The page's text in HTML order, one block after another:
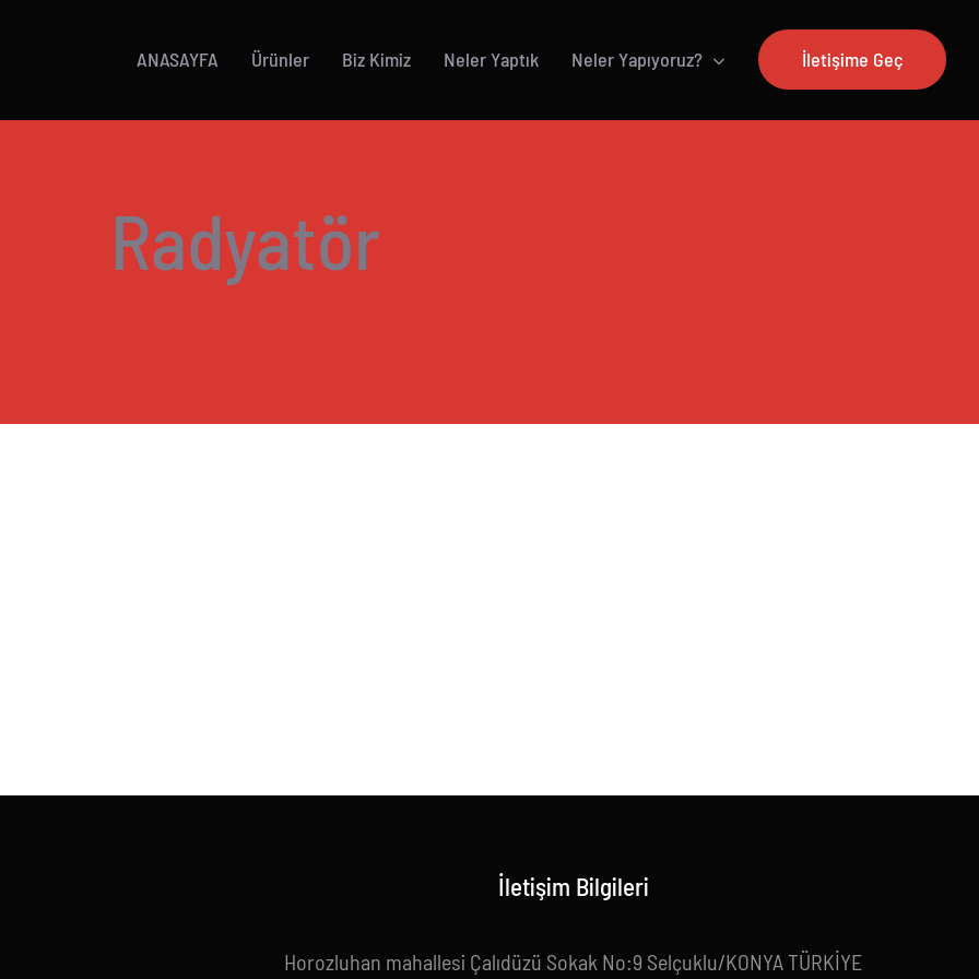
ANASAYFA Ürünler Biz Kimiz Neler Yaptık Neler Yapıyoruz? İletişime Geç
Radyatör
İletişim Bilgileri
Horozluhan mahallesi Çalıdüzü Sokak No:9 Selçuklu/KONYA TÜRKİYE